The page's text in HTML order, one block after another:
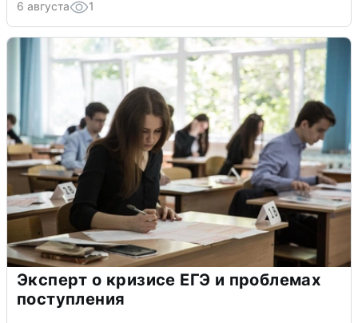
6 августа 1
Эксперт о кризисе ЕГЭ и проблемах
поступления